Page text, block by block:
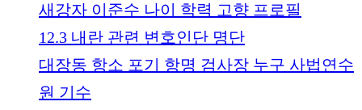
새강자 이준수 나이 학력 고향 프로필
12.3 내란 관련 변호인단 명단
대장동 항소 포기 항명 검사장 누구 사법연수
원 기수